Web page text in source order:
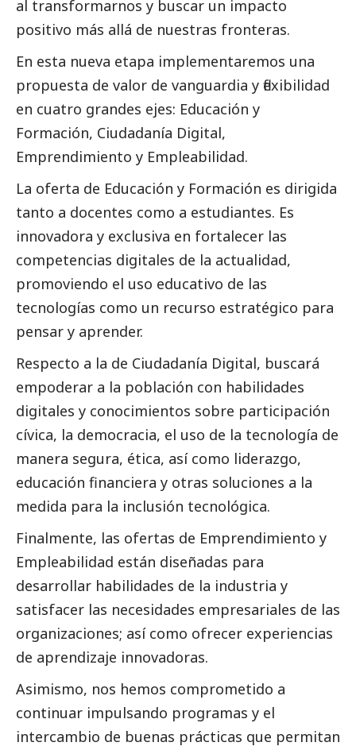
al transformarnos y buscar un impacto
positivo más allá de nuestras fronteras.
En esta nueva etapa implementaremos una
propuesta de valor de vanguardia y flexibilidad
en cuatro grandes ejes: Educación y
Formación, Ciudadanía Digital,
Emprendimiento y Empleabilidad.
La oferta de Educación y Formación es dirigida
tanto a docentes como a estudiantes. Es
innovadora y exclusiva en fortalecer las
competencias digitales de la actualidad,
promoviendo el uso educativo de las
tecnologías como un recurso estratégico para
pensar y aprender.
Respecto a la de Ciudadanía Digital, buscará
empoderar a la población con habilidades
digitales y conocimientos sobre participación
cívica, la democracia, el uso de la tecnología de
manera segura, ética, así como liderazgo,
educación financiera y otras soluciones a la
medida para la inclusión tecnológica.
Finalmente, las ofertas de Emprendimiento y
Empleabilidad están diseñadas para
desarrollar habilidades de la industria y
satisfacer las necesidades empresariales de las
organizaciones; así como ofrecer experiencias
de aprendizaje innovadoras.
Asimismo, nos hemos comprometido a
continuar impulsando programas y el
intercambio de buenas prácticas que permitan